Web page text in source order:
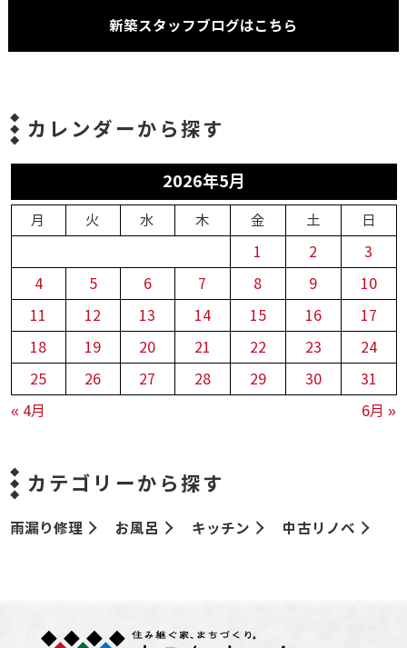
新築スタッフブログはこちら
カレンダーから探す
2026年5月
月 火 水 木 金 土 日
« 4月 6月 »
1 2
3
4
5 6 7 8 9
10
11
12 13 14 15 16
17
18
19 20 21 22 23
24
25
26 27 28 29 30 31
カテゴリーから探す
雨漏り修理 お風呂 キッチン 中古リノベ